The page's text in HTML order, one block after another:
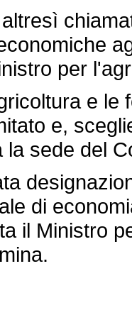
per
e le
e,
sede del
di
il Ministro